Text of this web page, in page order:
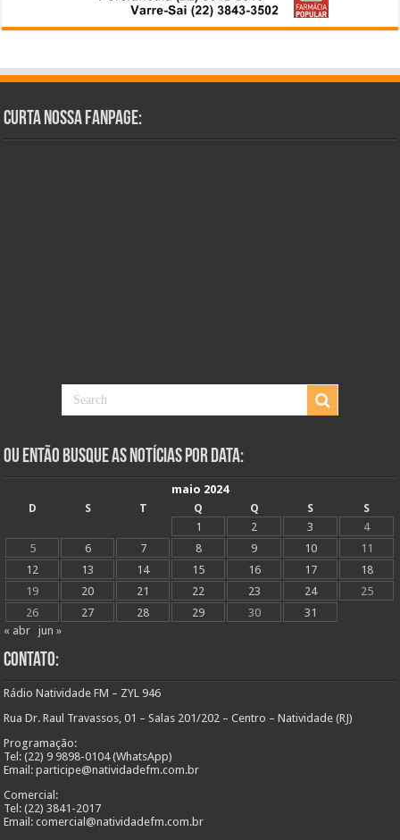
Curta Nossa Fanpage:
Ou Então Busque as Notícias Por Data:
maio 2024
D
S T Q Q S
S
1
2 3
4
5
6 7 8 9 10
11
12
13 14 15 16 17
18
19
20 21 22 23 24
25
26
27 28 29 30
31
« abr
jun »
Contato:
Rádio Natividade FM – ZYL 946
Rua Dr. Raul Travassos, 01 – Salas 201/202 – Centro – Natividade (RJ)
Programação:
Tel: (22) 9 9898-0104 (WhatsApp)
Email: participe@natividadefm.com.br
Comercial:
Tel: (22) 3841-2017
Email: comercial@natividadefm.com.br